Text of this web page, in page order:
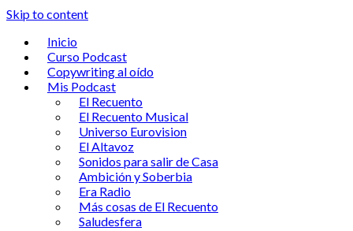
Skip to content
Inicio
Curso Podcast
Copywriting al oído
Mis Podcast
El Recuento
El Recuento Musical
Universo Eurovision
El Altavoz
Sonidos para salir de Casa
Ambición y Soberbia
Era Radio
Más cosas de El Recuento
Saludesfera